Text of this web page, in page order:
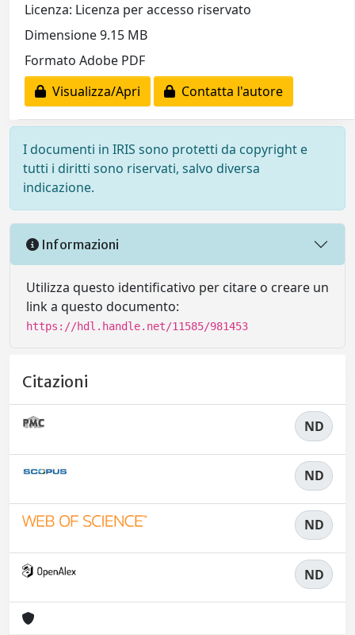
Licenza: Licenza per accesso riservato
Dimensione 9.15 MB
Formato Adobe PDF
Visualizza/Apri
Contatta l'autore
I documenti in IRIS sono protetti da copyright e
tutti i diritti sono riservati, salvo diversa
indicazione.
Informazioni
Utilizza questo identificativo per citare o creare un
link a questo documento:
https://hdl.handle.net/11585/981453
Citazioni
ND
ND
ND
ND